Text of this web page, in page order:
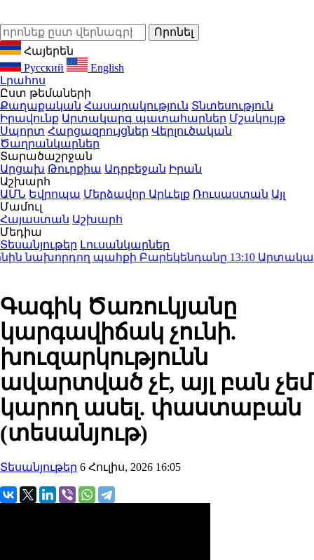
Հայերեն
Русский
English
Լրահոս
Ըստ թեմաների
Քաղաքական Հասարակություն Տնտեսություն
Իրավունք Արտակարգ պատահարներ Մշակույթ
Սպորտ Հարցազրույցներ Վերլուծական
Ծաղրանկարներ
Տարածաշրջան
Արցախ Թուրքիա Ադրբեջան Իրան
Աշխարհ
ԱՄՆ Եվրոպա Մերձավոր Արևելք Ռուսաստան Այլ
Մամուլ
Հայաստան Աշխարհ
Մեդիա
Տեսանյութեր Լուսանկարներ
նախորդող պահքի Բարեկենդանը13:10Արտակարգ
Գագիկ Ծառուկյանը
կարգավիճակ չունի.
խուզարկությունն
ավարտված չէ, այլ բան չեմ
կարող ասել. փաստաբան
(տեսանյութ)
Տեսանյութեր 6 Հուլիս, 2026 16:05